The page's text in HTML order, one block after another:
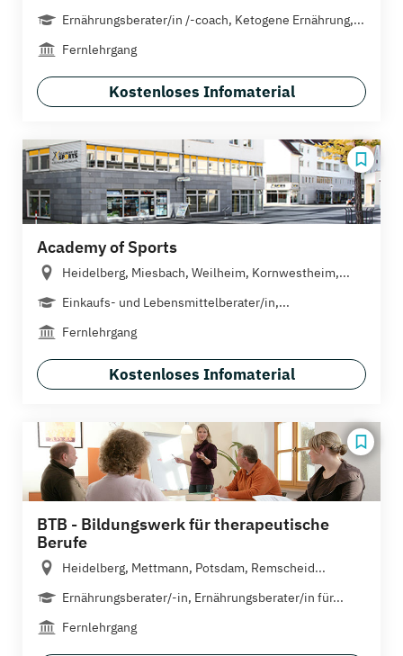
Ernährungsberater/in /-coach, Ketogene Ernährung,...
Fernlehrgang
Kostenloses Infomaterial
Academy of Sports
Heidelberg, Miesbach, Weilheim, Kornwestheim,...
Einkaufs- und Lebensmittelberater/in,...
Fernlehrgang
Kostenloses Infomaterial
BTB - Bildungswerk für therapeutische
Berufe
Heidelberg, Mettmann, Potsdam, Remscheid...
Ernährungsberater/-in, Ernährungsberater/in für...
Fernlehrgang